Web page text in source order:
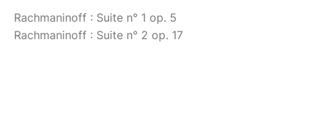
Rachmaninoff : Suite n° 1 op. 5
Rachmaninoff : Suite n° 2 op. 17